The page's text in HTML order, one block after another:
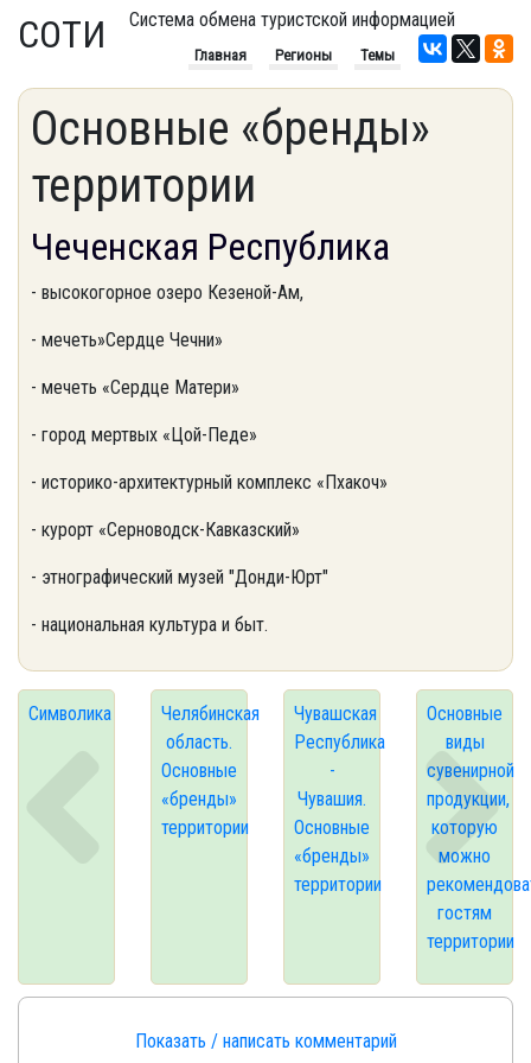
СОТИ Система обмена туристской информацией
Главная Регионы Темы
Основные «бренды»
территории
Чеченская Республика
- высокогорное озеро Кезеной-Ам,
- мечеть»Сердце Чечни»
- мечеть «Сердце Матери»
- город мертвых «Цой-Педе»
- историко-архитектурный комплекс «Пхакоч»
- курорт «Серноводск-Кавказский»
- этнографический музей "Донди-Юрт"
- национальная культура и быт.
Символика
Челябинская
область.
Основные
«бренды»
территории
Чувашская
Республика
-
Чувашия.
Основные
«бренды»
территории
Основные
виды
сувенирной
продукции,
которую
можно
гостям
территории
Показать / написать комментарий